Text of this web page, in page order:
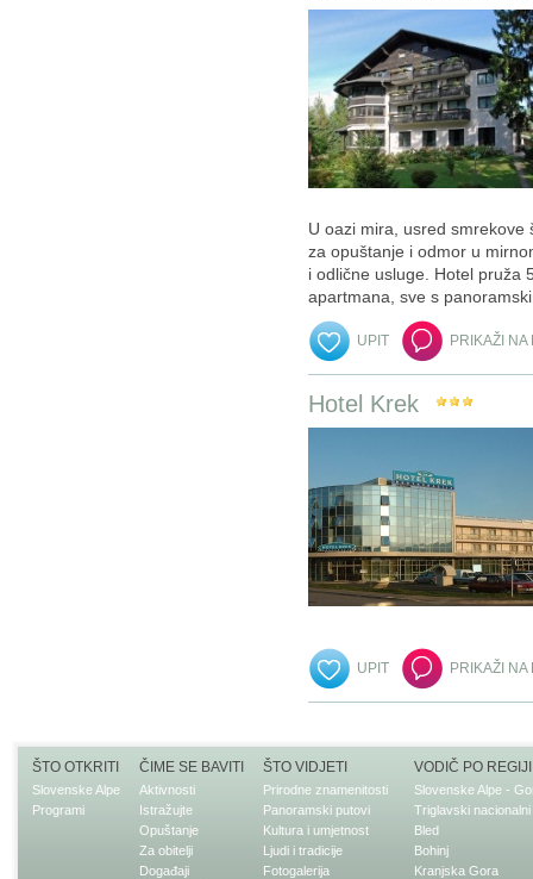
U oazi mira, usred smrekove
za opuštanje i odmor u
i odlične usluge. Hotel pruža
apartmana, sve s
UPIT PRIKAŽI NA
Hotel Krek
UPIT PRIKAŽI NA
ŠTO OTKRITI
Slovenske Alpe
Programi
ČIME SE BAVITI
Aktivnosti
Istražujte
Opuštanje
Za obitelji
Događaji
ŠTO VIDJETI
Prirodne znamenitosti
Panoramski putovi
Kultura i umjetnost
Ljudi i tradicije
Fotogalerija
VODIČ PO REGIJI
Slovenske Alpe -
Triglavski
Bled
Bohinj
Kranjska Gora